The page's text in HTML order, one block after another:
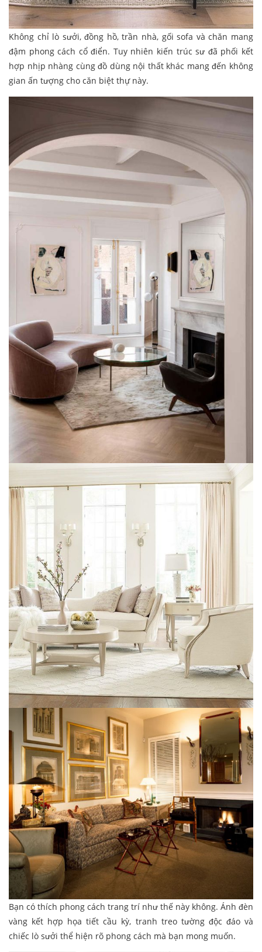
Không chỉ lò sưởi, đồng hồ, trần nhà, gối sofa và chăn mang
đậm phong cách cổ điển. Tuy nhiên kiến trúc sư đã phối kết
hợp nhịp nhàng cùng đồ dùng nội thất khác mang đến không
gian ấn tượng cho căn biệt thự này.
Bạn có thích phong cách trang trí như thế này không. Ánh đèn
vàng kết hợp họa tiết cầu kỳ, tranh treo tường độc đáo và
chiếc lò sưởi thể hiện rõ phong cách mà bạn mong muốn.